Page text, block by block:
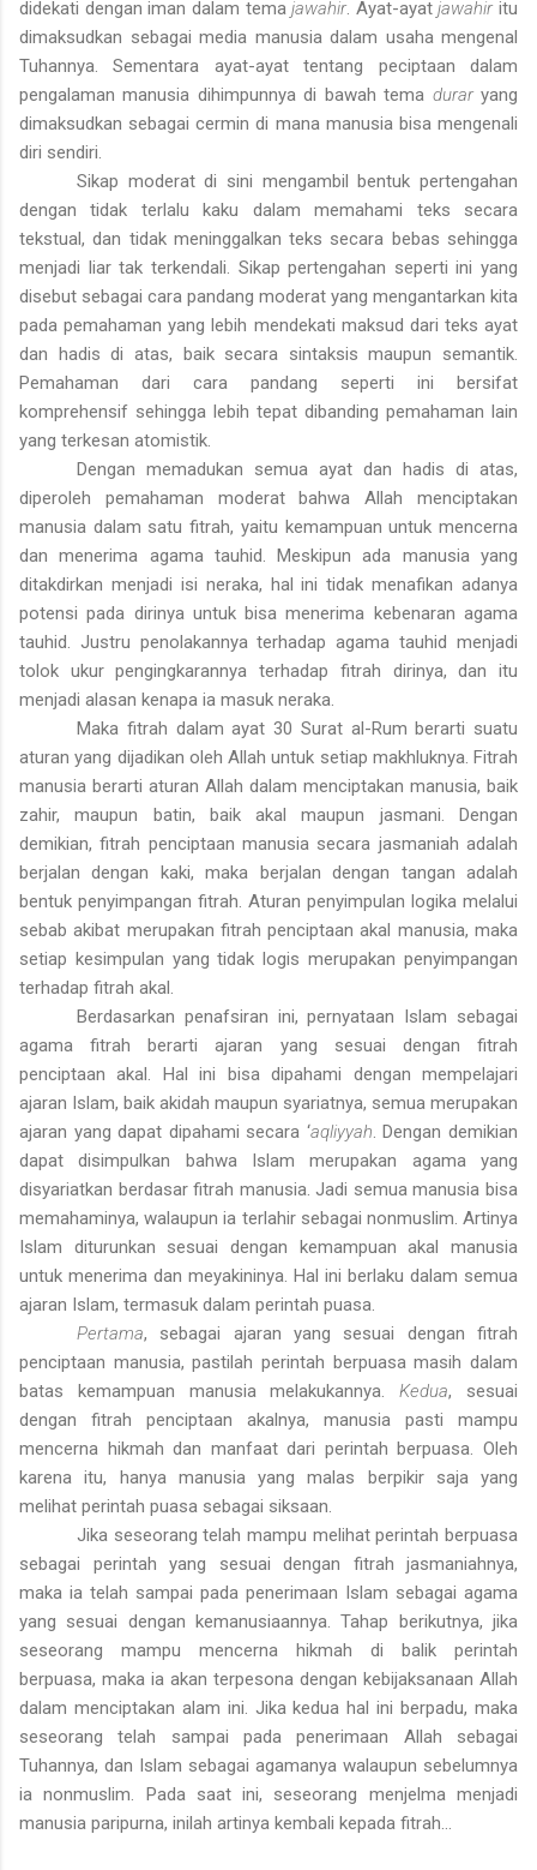
didekati dengan iman dalam temajawahir. Ayat-ayatjawahir itu
dimaksudkan sebagai media manusia dalam usaha mengenal
Tuhannya. Sementara ayat-ayat tentang peciptaan dalam
pengalaman manusia dihimpunnya di bawah tema duraryang
dimaksudkan sebagai cermin di mana manusia bisa mengenali
diri sendiri.
Sikap moderat di sini mengambil bentuk pertengahan
dengan tidak terlalu kaku dalam memahami teks secara
tekstual, dan tidak meninggalkan teks secara bebas sehingga
menjadi liar tak terkendali. Sikap pertengahan seperti ini yang
disebut sebagai cara pandang moderat yang mengantarkan kita
pada pemahaman yang lebih mendekati maksud dari teks ayat
dan hadis di atas, baik secara sintaksis maupun semantik.
Pemahaman dari cara pandang seperti ini bersifat
komprehensif sehingga lebih tepat dibanding pemahaman lain
yang terkesan atomistik.
Dengan memadukan semua ayat dan hadis di atas,
diperoleh pemahaman moderat bahwa Allah menciptakan
manusia dalam satu fitrah, yaitu kemampuan untuk mencerna
dan menerima agama tauhid. Meskipun ada manusia yang
ditakdirkan menjadi isi neraka, hal ini tidak menafikan adanya
potensi pada dirinya untuk bisa menerima kebenaran agama
tauhid. Justru penolakannya terhadap agama tauhid menjadi
tolok ukur pengingkarannya terhadap fitrah dirinya, dan itu
menjadi alasan kenapa ia masuk neraka.
Maka fitrah dalam ayat 30 Surat al-Rum berarti suatu
aturan yang dijadikan oleh Allah untuk setiap makhluknya. Fitrah
manusia berarti aturan Allah dalam menciptakan manusia, baik
zahir, maupun batin, baik akal maupun jasmani. Dengan
demikian, fitrah penciptaan manusia secara jasmaniah adalah
berjalan dengan kaki, maka berjalan dengan tangan adalah
bentuk penyimpangan fitrah. Aturan penyimpulan logika melalui
sebab akibat merupakan fitrah penciptaan akal manusia, maka
setiap kesimpulan yang tidak logis merupakan penyimpangan
terhadap fitrah akal.
Berdasarkan penafsiran ini, pernyataan Islam sebagai
agama fitrah berarti ajaran yang sesuai dengan fitrah
penciptaan akal. Hal ini bisa dipahami dengan mempelajari
ajaran Islam, baik akidah maupun syariatnya, semua merupakan
ajaran yang dapat dipahami secara ‘aqliyyah . Dengan demikian
dapat disimpulkan bahwa Islam merupakan agama yang
disyariatkan berdasar fitrah manusia. Jadi semua manusia bisa
memahaminya, walaupun ia terlahir sebagai nonmuslim. Artinya
Islam diturunkan sesuai dengan kemampuan akal manusia
untuk menerima dan meyakininya. Hal ini berlaku dalam semua
ajaran Islam, termasuk dalam perintah puasa.
Pertama, sebagai ajaran yang sesuai dengan fitrah
penciptaan manusia, pastilah perintah berpuasa masih dalam
batas kemampuan manusia melakukannya.Kedua, sesuai
dengan fitrah penciptaan akalnya, manusia pasti mampu
mencerna hikmah dan manfaat dari perintah berpuasa. Oleh
karena itu, hanya manusia yang malas berpikir saja yang
melihat perintah puasa sebagai siksaan.
Jika seseorang telah mampu melihat perintah berpuasa
sebagai perintah yang sesuai dengan fitrah jasmaniahnya,
maka ia telah sampai pada penerimaan Islam sebagai agama
yang sesuai dengan kemanusiaannya. Tahap berikutnya, jika
seseorang mampu mencerna hikmah di balik perintah
berpuasa, maka ia akan terpesona dengan kebijaksanaan Allah
dalam menciptakan alam ini. Jika kedua hal ini berpadu, maka
seseorang telah sampai pada penerimaan Allah sebagai
Tuhannya, dan Islam sebagai agamanya walaupun sebelumnya
ia nonmuslim. Pada saat ini, seseorang menjelma menjadi
manusia paripurna, inilah artinya kembali kepada fitrah…